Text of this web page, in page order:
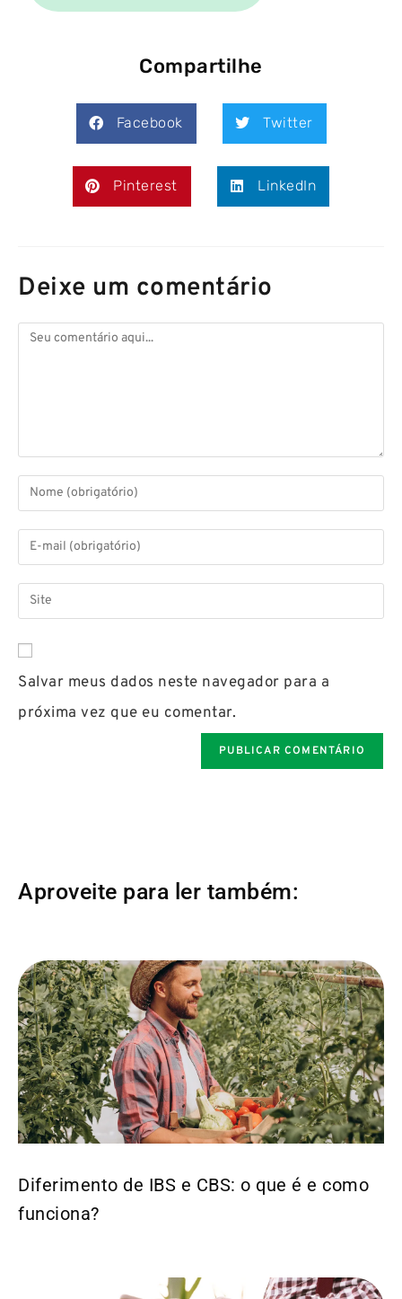
Compartilhe
Facebook Twitter
Pinterest LinkedIn
Deixe um comentário
Salvar meus dados neste navegador para a
próxima vez que eu comentar.
Aproveite para ler também:
Diferimento de IBS e CBS: o que é e como
funciona?